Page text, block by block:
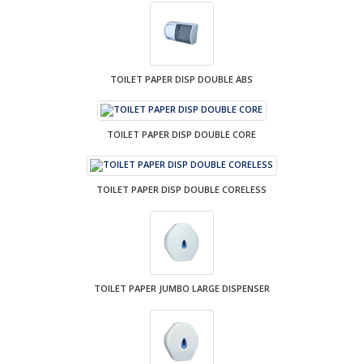
TOILET PAPER DISP DOUBLE ABS
TOILET PAPER DISP DOUBLE CORE
TOILET PAPER DISP DOUBLE CORELESS
TOILET PAPER JUMBO LARGE DISPENSER